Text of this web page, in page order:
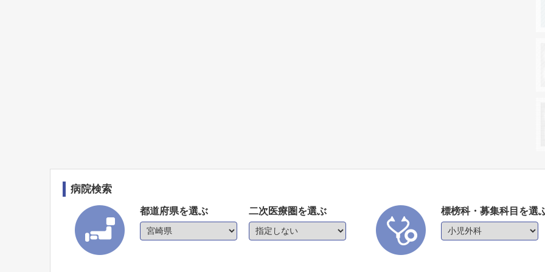
病院検索
都道府県を選ぶ 二次医療圏を選ぶ 標榜科・募集科目を選